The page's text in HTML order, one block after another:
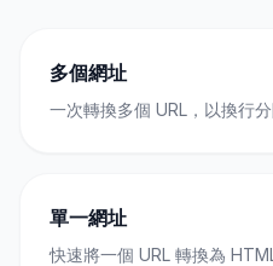
多個網址
一次轉換多個 URL，以換行分
單一網址
快速將一個 URL 轉換為